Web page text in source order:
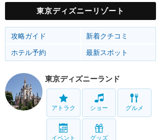
東京ディズニーリゾート
攻略ガイド
新着クチコミ
ホテル予約
最新スポット
東京ディズニーランド
アトラク ショー グルメ
イベント グッズ